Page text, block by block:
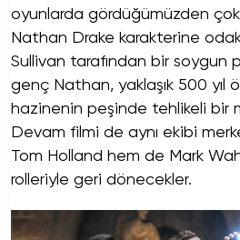
oyunlarda gördüğümüzden
Nathan Drake karakterine
Sullivan tarafından bir soygun
genç Nathan, yaklaşık 500 yıl
hazinenin peşinde tehlikeli bir
Devam filmi de aynı ekibi
Tom Holland hem de Mark
rolleriyle geri dönecekler.